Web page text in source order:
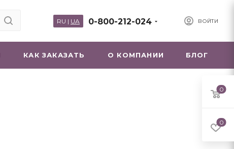
ВОЙТИ
0-800-212-024
RU | UA
КАК ЗАКАЗАТЬ О КОМПАНИИ БЛОГ
0
0